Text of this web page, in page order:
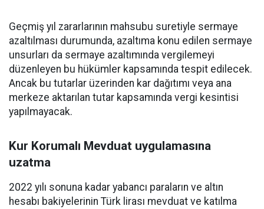
Geçmiş yıl zararlarının mahsubu suretiyle sermaye
azaltılması durumunda, azaltıma konu edilen sermaye
unsurları da sermaye azaltımında vergilemeyi
düzenleyen bu hükümler kapsamında tespit edilecek.
Ancak bu tutarlar üzerinden kar dağıtımı veya ana
merkeze aktarılan tutar kapsamında vergi kesintisi
yapılmayacak.
Kur Korumalı Mevduat uygulamasına
uzatma
2022 yılı sonuna kadar yabancı paraların ve altın
hesabı bakiyelerinin Türk lirası mevduat ve katılma